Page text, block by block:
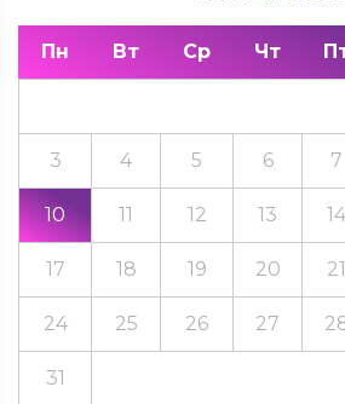
Пн Вт Ср Чт
3 4 5 6 7
10 11 12 13 14
17 18 19 20 21
24 25 26 27
31